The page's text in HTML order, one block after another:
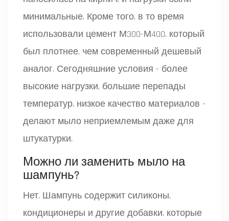
минимальные. Кроме того, в то время
использовали цемент М300-М400, который
был плотнее, чем современный дешевый
аналог. Сегодняшние условия - более
высокие нагрузки, большие перепады
температур, низкое качество материалов -
делают мыло неприемлемым даже для
штукатурки.
Можно ли заменить мыло на
шампунь?
Нет. Шампунь содержит силиконы,
кондиционеры и другие добавки, которые